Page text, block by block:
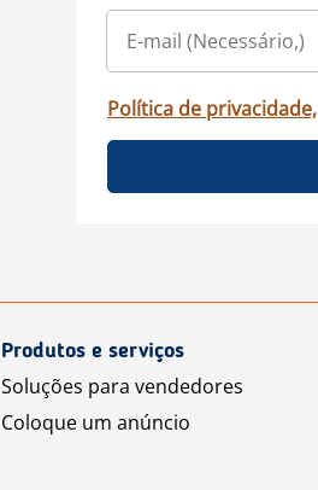
Política de privacidade,
Produtos e serviços
Soluções para vendedores
Coloque um anúncio